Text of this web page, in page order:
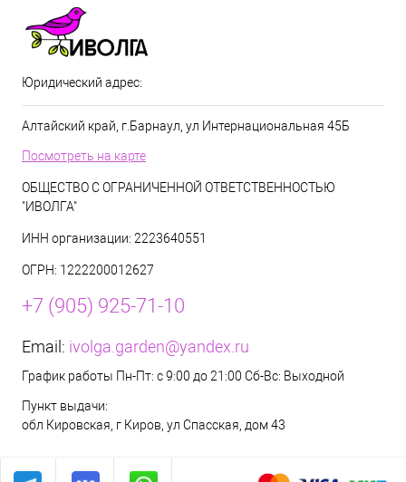
Юридический адрес:
Алтайский край, г.Барнаул, ул Интернациональная 45Б
Посмотреть на карте
ОБЩЕСТВО С ОГРАНИЧЕННОЙ ОТВЕТСТВЕННОСТЬЮ
"ИВОЛГА"
ИНН организации: 2223640551
ОГРН: 1222200012627
+7 (905) 925-71-10
Email: ivolga.garden@yandex.ru
График работы Пн-Пт: с 9:00 до 21:00 Сб-Вс: Выходной
Пункт выдачи:
обл Кировская, г Киров, ул Спасская, дом 43